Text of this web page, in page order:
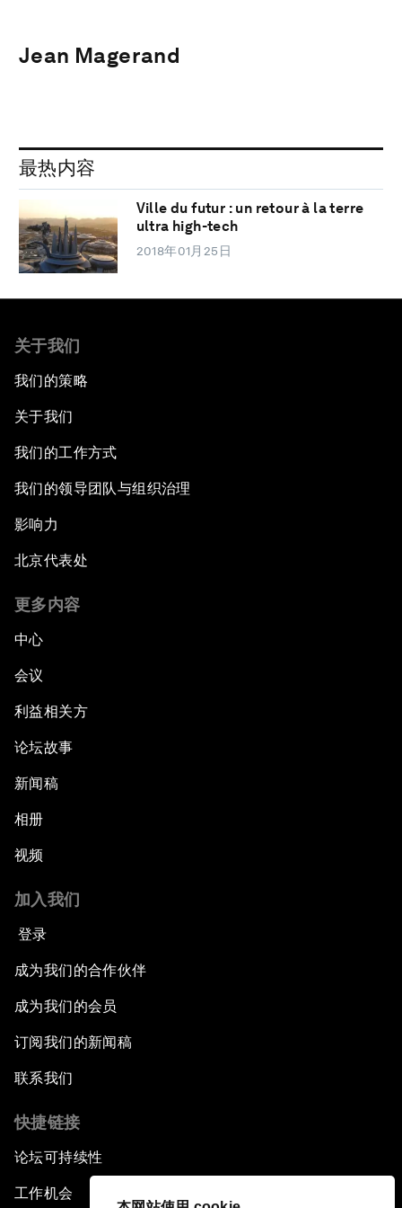
Jean Magerand
最热内容
Ville du futur : un retour à la terre
ultra high-tech
2018年01月25日
关于我们
我们的策略
关于我们
我们的工作方式
我们的领导团队与组织治理
影响力
北京代表处
更多内容
中心
会议
利益相关方
论坛故事
新闻稿
相册
视频
加入我们
登录
成为我们的合作伙伴
成为我们的会员
订阅我们的新闻稿
联系我们
快捷链接
论坛可持续性
工作机会